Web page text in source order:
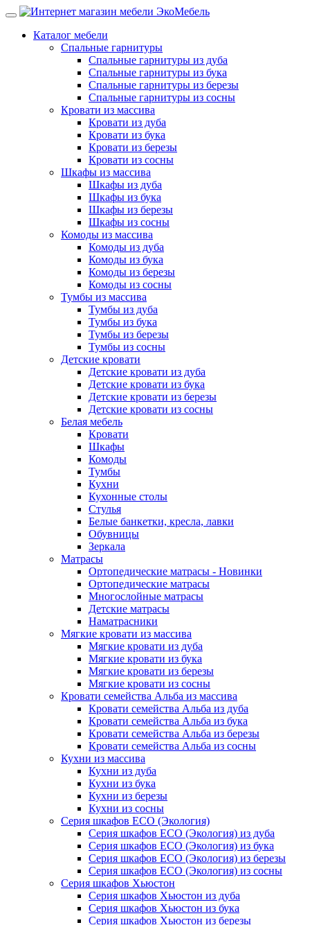
Каталог мебели
Спальные гарнитуры
Спальные гарнитуры из дуба
Спальные гарнитуры из бука
Спальные гарнитуры из березы
Спальные гарнитуры из сосны
Кровати из массива
Кровати из дуба
Кровати из бука
Кровати из березы
Кровати из сосны
Шкафы из массива
Шкафы из дуба
Шкафы из бука
Шкафы из березы
Шкафы из сосны
Комоды из массива
Комоды из дуба
Комоды из бука
Комоды из березы
Комоды из сосны
Тумбы из массива
Тумбы из дуба
Тумбы из бука
Тумбы из березы
Тумбы из сосны
Детские кровати
Детские кровати из дуба
Детские кровати из бука
Детские кровати из березы
Детские кровати из сосны
Белая мебель
Кровати
Шкафы
Комоды
Тумбы
Кухни
Кухонные столы
Стулья
Белые банкетки, кресла, лавки
Обувницы
Зеркала
Матрасы
Ортопедические матрасы - Новинки
Ортопедические матрасы
Многослойные матрасы
Детские матрасы
Наматрасники
Мягкие кровати из массива
Мягкие кровати из дуба
Мягкие кровати из бука
Мягкие кровати из березы
Мягкие кровати из сосны
Кровати семейства Альба из массива
Кровати семейства Альба из дуба
Кровати семейства Альба из бука
Кровати семейства Альба из березы
Кровати семейства Альба из сосны
Кухни из массива
Кухни из дуба
Кухни из бука
Кухни из березы
Кухни из сосны
Серия шкафов ECO (Экология)
Серия шкафов ECO (Экология) из дуба
Серия шкафов ECO (Экология) из бука
Серия шкафов ECO (Экология) из березы
Серия шкафов ECO (Экология) из сосны
Серия шкафов Хьюстон
Серия шкафов Хьюстон из дуба
Серия шкафов Хьюстон из бука
Серия шкафов Хьюстон из березы